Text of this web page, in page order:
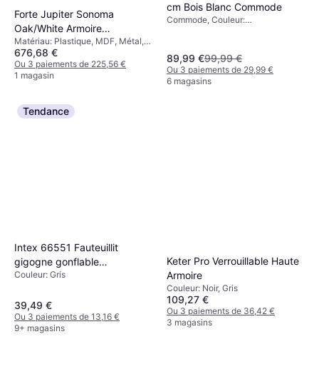
Forte Jupiter Sonoma
Oak/White Armoire
206.5x200cm
Matériau: Plastique, MDF, Métal,
Couleur: Blanc, Naturel,Solutions
de Stockage: Tiroirs Coulissants,
Étagères, Portes
676,68 €
Ou 3 paiements de 225,56 €
1 magasin
cm Bois Blanc Commode
Commode, Couleur:
89,99 €99,99 €
Ou 3 paiements de 29,99 €
6 magasins
Tendance
Intex 66551 Fauteuillit
gigogne gonflable
117x224x66cm
Couleur: Gris
39,49 €
Ou 3 paiements de 13,16 €
9+ magasins
Keter Pro Verrouillable Haute
Armoire
Couleur: Noir, Gris
109,27 €
Ou 3 paiements de 36,42 €
3 magasins